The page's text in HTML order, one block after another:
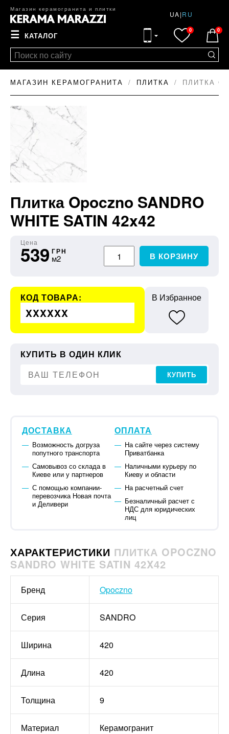
Магазин керамогранита и плитки
UA|RU
☰ КАТАЛОГ
0 0
МАГАЗИН КЕРАМОГРАНИТА ПЛИТКА ПЛИТКА
Плитка Opoczno SANDRO
WHITE SATIN 42x42
Цена
539 ГРН
м2 В КОРЗИНУ
КОД ТОВАРА:
XXXXXX
В Избранное
КУПИТЬ В ОДИН КЛИК
КУПИТЬ
ДОСТАВКА
Возможность догруза
попутного транспорта
Самовывоз со склада в
Киеве или у партнеров
С помощью компании-
перевозчика Новая почта
и Деливери
ОПЛАТА
На сайте через систему
Приватбанка
Наличными курьеру по
Киеву и области
На расчетный счет
Безналичный расчет с
НДС для юридических
лиц
ХАРАКТЕРИСТИКИ ПЛИТКА OPOCZNO
SANDRO WHITE SATIN 42X42
Бренд Opoczno
Серия SANDRO
Ширина 420
Длина 420
Толщина 9
Материал Керамогранит